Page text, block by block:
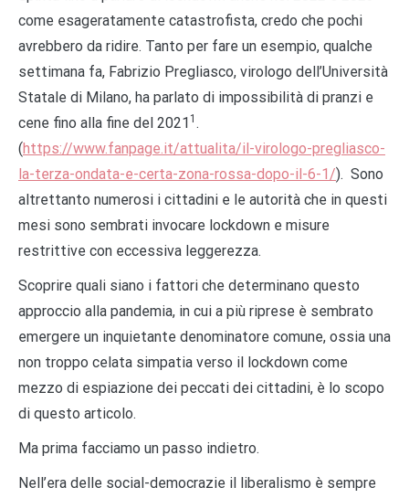
come esageratamente catastrofista, credo che pochi
avrebbero da ridire. Tanto per fare un esempio, qualche
settimana fa, Fabrizio Pregliasco, virologo dell’Università
Statale di Milano, ha parlato di impossibilità di pranzi e
cene fino alla fine del 2021 1 .
(https://www.fanpage.it/attualita/il-virologo-pregliasco-
la-terza-ondata-e-certa-zona-rossa-dopo-il-6-1/). Sono
altrettanto numerosi i cittadini e le autorità che in questi
mesi sono sembrati invocare lockdown e misure
restrittive con eccessiva leggerezza.
Scoprire quali siano i fattori che determinano questo
approccio alla pandemia, in cui a più riprese è sembrato
emergere un inquietante denominatore comune, ossia una
non troppo celata simpatia verso il lockdown come
mezzo di espiazione dei peccati dei cittadini, è lo scopo
di questo articolo.
Ma prima facciamo un passo indietro.
Nell’era delle social-democrazie il liberalismo è sempre